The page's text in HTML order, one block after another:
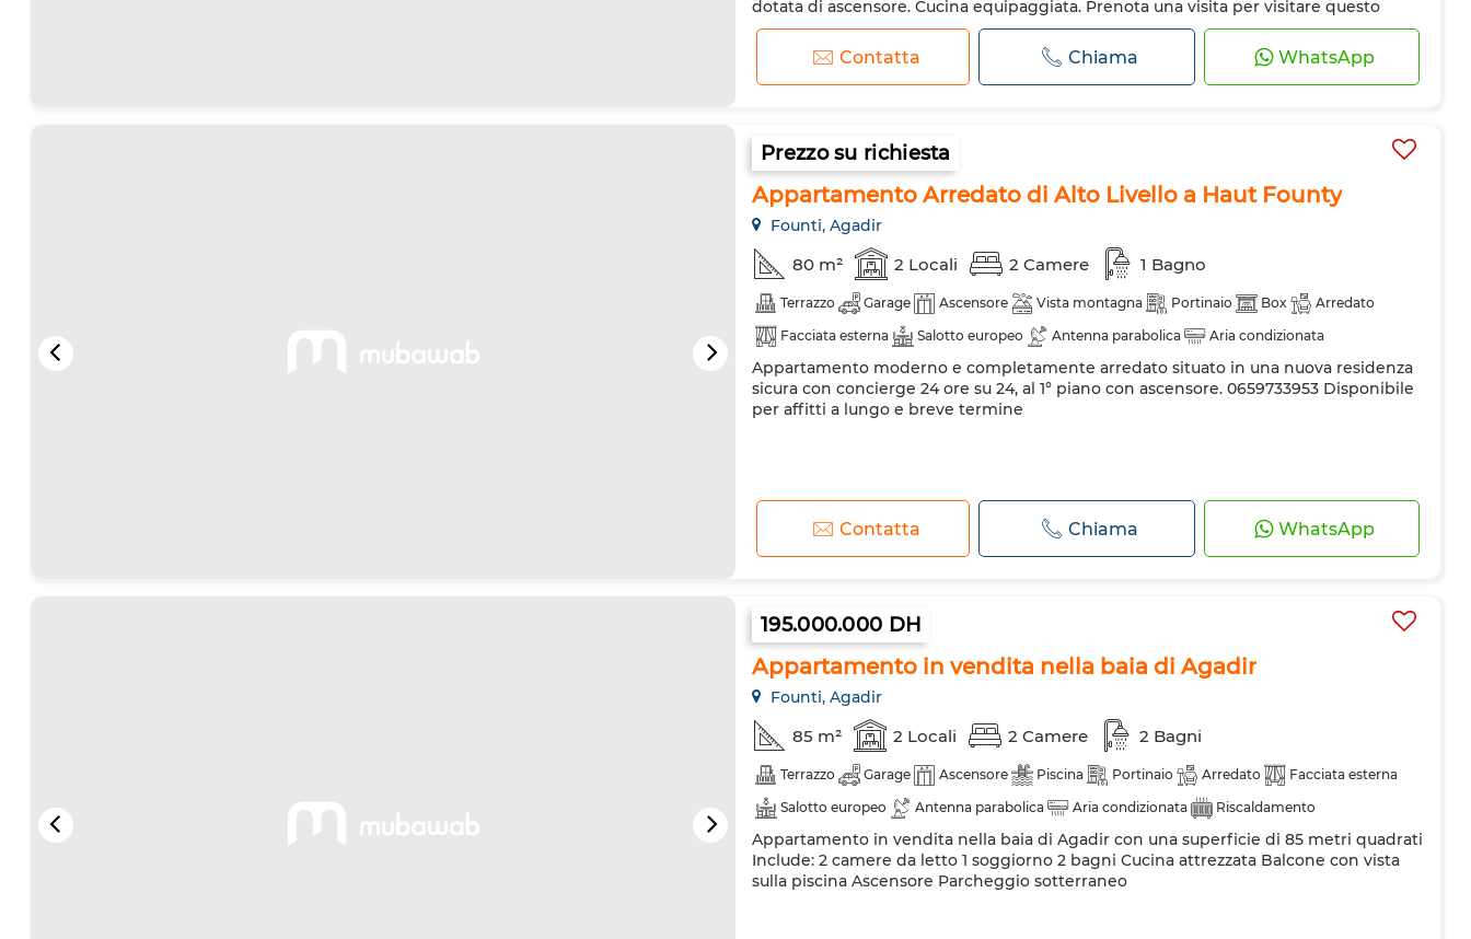
dotata di ascensore. Cucina equipaggiata. Prenota una visita per visitare questo
appartamento. Lavatri...
Contatta Chiama WhatsApp
Prezzo su richiesta
Appartamento Arredato di Alto Livello a Haut Founty
Founti, Agadir
80 m² 2 Locali 2 Camere 1 Bagno
Terrazzo Garage Ascensore Vista montagna Portinaio Box
Arredato
Facciata esterna
Salotto europeo Antenna parabolica
Aria condizionata
Riscaldamento
Sistema di allarme Doppi vetri Porta rinforzata
Cucina attrezzata
Frigorifero
Forno Lavatrice Forno a microonde
Appartamento moderno e completamente arredato situato in una nuova residenza
sicura con concierge 24 ore su 24, al 1° piano con ascensore. 0659733953 Disponibile
per affitti a lungo e breve termine
Contatta Chiama WhatsApp
195.000.000 DH
Appartamento in vendita nella baia di Agadir
Founti, Agadir
85 m² 2 Locali 2 Camere 2 Bagni
Terrazzo Garage Ascensore Piscina Portinaio Arredato
Facciata esterna
Salotto europeo
Antenna parabolica Aria condizionata
Riscaldamento
Sistema di allarme
Doppi vetri Porta rinforzata Cucina attrezzata
Frigorifero
Forno
Lavatrice Forno a microonde
Appartamento in vendita nella baia di Agadir con una superficie di 85 metri quadrati
Include: 2 camere da letto 1 soggiorno 2 bagni Cucina attrezzata Balcone con vista
sulla piscina Ascensore Parcheggio sotterraneo